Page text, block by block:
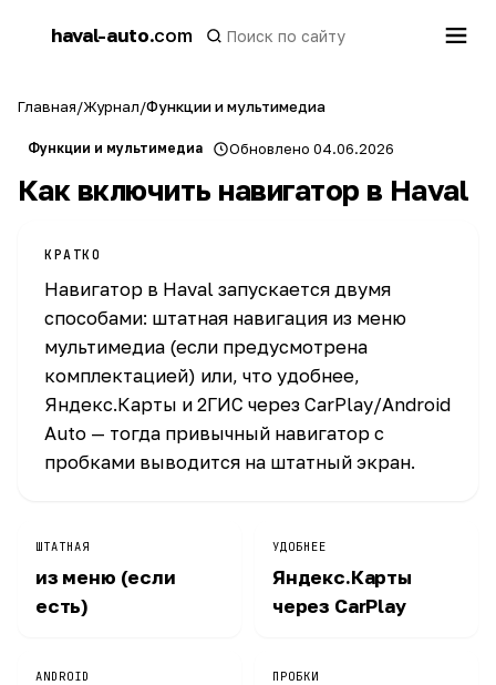
haval-auto.com
Главная/Журнал/Функции и мультимедиа
Функции и мультимедиа Обновлено 04.06.2026
Как включить навигатор в Haval
КРАТКО
Навигатор в Haval запускается двумя
способами: штатная навигация из меню
мультимедиа (если предусмотрена
комплектацией) или, что удобнее,
Яндекс.Карты и 2ГИС через CarPlay/Android
Auto — тогда привычный навигатор с
пробками выводится на штатный экран.
ШТАТНАЯ
из меню (если
есть)
УДОБНЕЕ
Яндекс.Карты
через CarPlay
ANDROID ПРОБКИ